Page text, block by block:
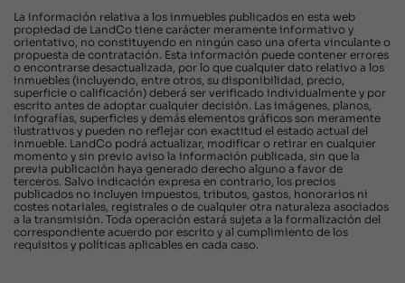
La información relativa a los inmuebles publicados en esta web
propiedad de LandCo tiene carácter meramente informativo y
orientativo, no constituyendo en ningún caso una oferta vinculante o
propuesta de contratación. Esta información puede contener errores
o encontrarse desactualizada, por lo que cualquier dato relativo a los
inmuebles (incluyendo, entre otros, su disponibilidad, precio,
superficie o calificación) deberá ser verificado individualmente y por
escrito antes de adoptar cualquier decisión. Las imágenes, planos,
infografías, superficies y demás elementos gráficos son meramente
ilustrativos y pueden no reflejar con exactitud el estado actual del
inmueble. LandCo podrá actualizar, modificar o retirar en cualquier
momento y sin previo aviso la información publicada, sin que la
previa publicación haya generado derecho alguno a favor de
terceros. Salvo indicación expresa en contrario, los precios
publicados no incluyen impuestos, tributos, gastos, honorarios ni
costes notariales, registrales o de cualquier otra naturaleza asociados
a la transmisión. Toda operación estará sujeta a la formalización del
correspondiente acuerdo por escrito y al cumplimiento de los
requisitos y políticas aplicables en cada caso.